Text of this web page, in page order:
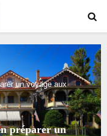
un voyage aux
préparer un